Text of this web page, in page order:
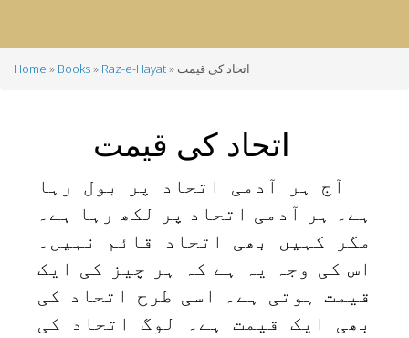
Home Books Raz-e-Hayat اتحاد کی قیمت
اتحاد کی قیمت
آج ہر آدمی اتحاد پر بول رہا
ہے۔ ہر آدمی اتحاد پر لکھ رہا ہے۔
مگر کہیں بھی اتحاد قائم نہیں۔
اس کی وجہ یہ ہے کہ ہر چیز کی ایک
قیمت ہوتی ہے۔ اسی طرح اتحاد کی
بھی ایک قیمت ہے۔ لوگ اتحاد کی